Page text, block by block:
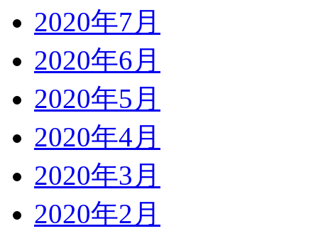
2020年7月
2020年6月
2020年5月
2020年4月
2020年3月
2020年2月